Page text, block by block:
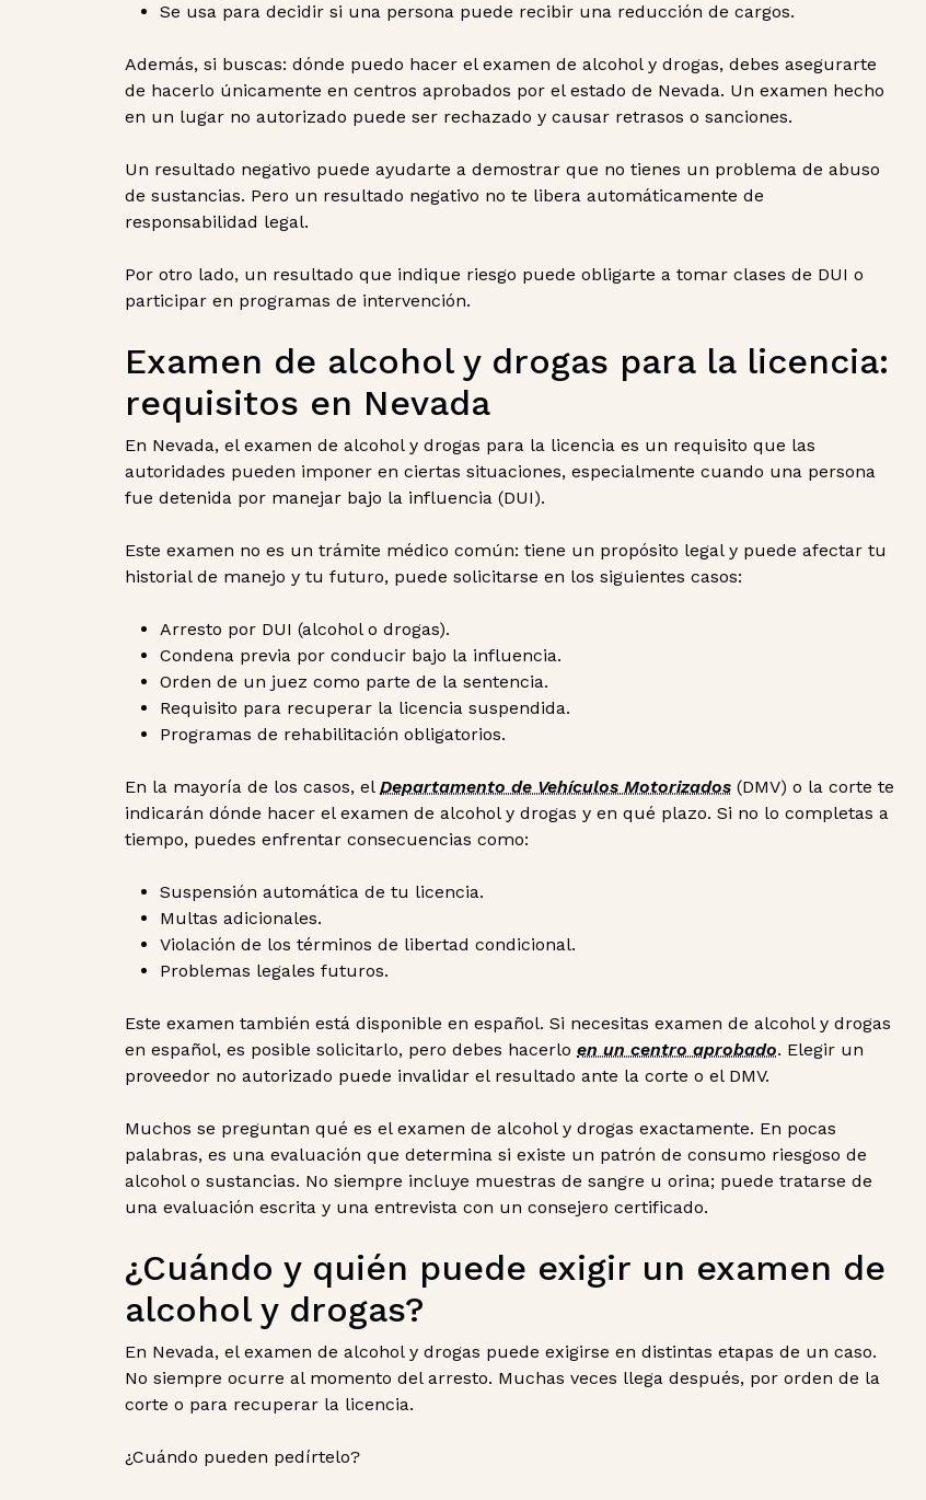
Se usa para decidir si una persona puede recibir una reducción de cargos.
Además, si buscas: dónde puedo hacer el examen de alcohol y drogas, debes asegurarte
de hacerlo únicamente en centros aprobados por el estado de Nevada. Un examen hecho
en un lugar no autorizado puede ser rechazado y causar retrasos o sanciones.
Un resultado negativo puede ayudarte a demostrar que no tienes un problema de abuso
de sustancias. Pero un resultado negativo no te libera automáticamente de
responsabilidad legal.
Por otro lado, un resultado que indique riesgo puede obligarte a tomar clases de DUI o
participar en programas de intervención.
Examen de alcohol y drogas para la licencia:
requisitos en Nevada
En Nevada, el examen de alcohol y drogas para la licencia es un requisito que las
autoridades pueden imponer en ciertas situaciones, especialmente cuando una persona
fue detenida por manejar bajo la influencia (DUI).
Este examen no es un trámite médico común: tiene un propósito legal y puede afectar tu
historial de manejo y tu futuro, puede solicitarse en los siguientes casos:
Arresto por DUI (alcohol o drogas).
Condena previa por conducir bajo la influencia.
Orden de un juez como parte de la sentencia.
Requisito para recuperar la licencia suspendida.
Programas de rehabilitación obligatorios.
En la mayoría de los casos, el Departamento de Vehículos Motorizados (DMV) o la corte te
indicarán dónde hacer el examen de alcohol y drogas y en qué plazo. Si no lo completas a
tiempo, puedes enfrentar consecuencias como:
Suspensión automática de tu licencia.
Multas adicionales.
Violación de los términos de libertad condicional.
Problemas legales futuros.
Este examen también está disponible en español. Si necesitas examen de alcohol y drogas
en español, es posible solicitarlo, pero debes hacerlo en un centro aprobado. Elegir un
proveedor no autorizado puede invalidar el resultado ante la corte o el DMV.
Muchos se preguntan qué es el examen de alcohol y drogas exactamente. En pocas
palabras, es una evaluación que determina si existe un patrón de consumo riesgoso de
alcohol o sustancias. No siempre incluye muestras de sangre u orina; puede tratarse de
una evaluación escrita y una entrevista con un consejero certificado.
¿Cuándo y quién puede exigir un examen de
alcohol y drogas?
En Nevada, el examen de alcohol y drogas puede exigirse en distintas etapas de un caso.
No siempre ocurre al momento del arresto. Muchas veces llega después, por orden de la
corte o para recuperar la licencia.
¿Cuándo pueden pedírtelo?